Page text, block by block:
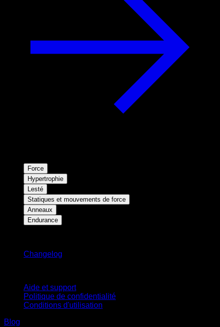
Force
Hypertrophie
Lesté
Statiques et mouvements de force
Anneaux
Endurance
Changelog
Aide et support
Politique de confidentialité
Conditions d'utilisation
Blog